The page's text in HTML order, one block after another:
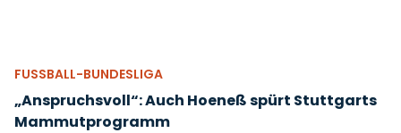
FUSSBALL-BUNDESLIGA
„Anspruchsvoll“: Auch Hoeneß spürt Stuttgarts
Mammutprogramm